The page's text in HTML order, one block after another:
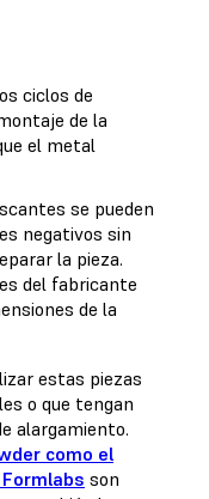
ciclos de
de la
el metal
se pueden
negativos sin
la pieza.
del fabricante
de la
estas piezas
o que tengan
alargamiento.
como el
son